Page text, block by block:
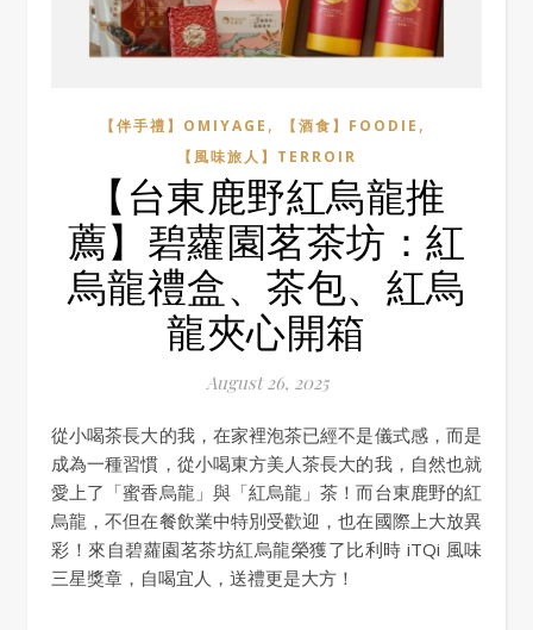
【伴手禮】OMIYAGE , 【酒食】FOODIE ,
【風味旅人】TERROIR
【台東鹿野紅烏龍推
薦】碧蘿園茗茶坊：紅
烏龍禮盒、茶包、紅烏
龍夾心開箱
August 26, 2025
從小喝茶長大的我，在家裡泡茶已經不是儀式感，而是
成為一種習慣，從小喝東方美人茶長大的我，自然也就
愛上了「蜜香烏龍」與「紅烏龍」茶！而台東鹿野的紅
烏龍，不但在餐飲業中特別受歡迎，也在國際上大放異
彩！來自碧蘿園茗茶坊紅烏龍榮獲了比利時 iTQi 風味
三星獎章，自喝宜人，送禮更是大方！